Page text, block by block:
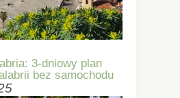
3-dniowy plan
bez samochodu